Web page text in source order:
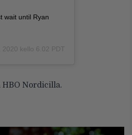
wait until Ryan
2020 kello 6.02 PDT
Nordicilla.